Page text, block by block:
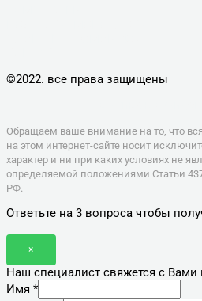
©2022. все права защищены
Обращаем ваше внимание на то, что
на этом интернет-сайте носит
характер и ни при каких условиях не
определяемой положениями Статьи
РФ.
Ответьте на 3 вопроса чтобы
×
Наш специалист свяжется с Вами
Имя *